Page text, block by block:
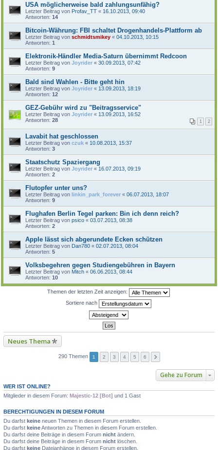
USA möglicherweise bald zahlungsunfähig?
Letzter Beitrag von Profav_TT « 16.10.2013, 09:40
Antworten: 14
Bitcoin-Währung: FBI schaltet Drogenhandels-Plattform ab
Letzter Beitrag von schmidtsmikey « 04.10.2013, 10:15
Antworten: 1
Elektronik-Händler Media-Saturn übernimmt Redcoon
Letzter Beitrag von Joyrider « 30.09.2013, 07:42
Antworten: 9
Bald sind Wahlen - Bitte geht hin
Letzter Beitrag von Joyrider « 13.09.2013, 18:19
Antworten: 12
GEZ-Gebühr wird zu "Beitragsservice"
Letzter Beitrag von Joyrider « 13.09.2013, 16:52
Antworten: 28 1 2
Lavabit hat geschlossen
Letzter Beitrag von czuk « 10.08.2013, 15:37
Antworten: 3
Staatschutz Spaziergang
Letzter Beitrag von Joyrider « 16.07.2013, 09:19
Antworten: 2
Flutopfer unter uns?
Letzter Beitrag von linkin_park_forever « 06.07.2013, 18:07
Antworten: 9
Flughafen Berlin Tegel parken: Bin ich denn reich?
Letzter Beitrag von psico « 03.07.2013, 08:38
Antworten: 2
Apple lässt sich abgerundete Ecken schützen
Letzter Beitrag von Dan780 « 02.07.2013, 08:04
Antworten: 5
Volksbegehren gegen Studiengebühren in Bayern
Letzter Beitrag von Mitch « 06.06.2013, 08:44
Antworten: 10
Themen der letzten Zeit anzeigen:
Sortiere nach
Neues Thema
290 Themen 1 2 3 4 5 6
Gehe zu Forum
WER IST ONLINE?
Mitglieder in diesem Forum: Majestic-12 [Bot] und 1 Gast
BERECHTIGUNGEN IN DIESEM FORUM
Du darfst keine neuen Themen in diesem Forum erstellen.
Du darfst keineAntworten zu Themen in diesem Forum erstellen.
Du darfst deine Beiträge in diesem Forum nicht ändern.
Du darfst deine Beiträge in diesem Forum nicht löschen.
Du darfst keine Dateianhänge in diesem Forum erstellen.